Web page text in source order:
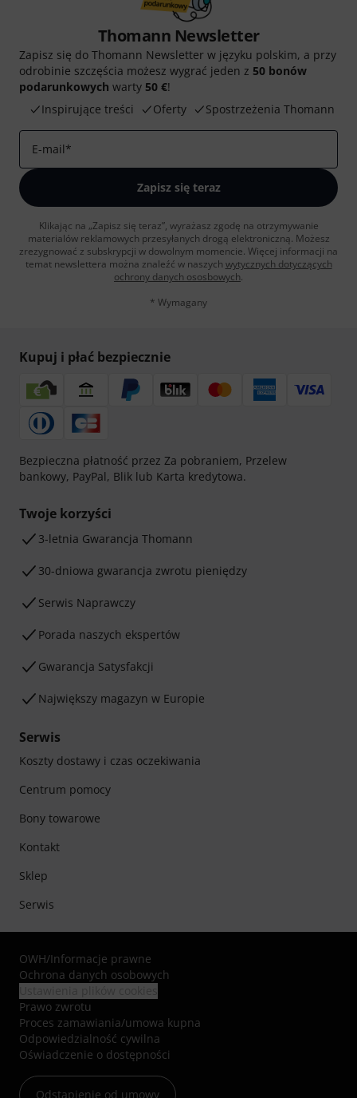
Thomann Newsletter
Zapisz się do Thomann Newsletter w języku polskim, a przy
odrobinie szczęścia możesz wygrać jeden z 50 bonów
podarunkowych warty 50 €!
Inspirujące treści
Oferty Spostrzeżenia Thomann
E-mail*
Zapisz się teraz
Klikając na „Zapisz się teraz”, wyrażasz zgodę na otrzymywanie
materialów reklamowych przesyłanych drogą elektroniczną. Możesz
zrezygnować z subskrypcji w dowolnym momencie. Więcej informacji na
temat newslettera można znaleźć w naszych wytycznych dotyczących
ochrony danych ososbowych.
* Wymagany
Kupuj i płać bezpiecznie
Bezpieczna płatność przez Za pobraniem, Przelew
bankowy, PayPal, Blik lub Karta kredytowa.
Twoje korzyści
3-letnia Gwarancja Thomann
30-dniowa gwarancja zwrotu pieniędzy
Serwis Naprawczy
Porada naszych ekspertów
Gwarancja Satysfakcji
Największy magazyn w Europie
Serwis
Koszty dostawy i czas oczekiwania
Centrum pomocy
Bony towarowe
Kontakt
Sklep
Serwis
OWH/Informacje prawne
Ochrona danych osobowych
Prawo zwrotu
Proces zamawiania/umowa kupna
Odpowiedzialność cywilna
Oświadczenie o dostępności
Odstąpienie od umowy